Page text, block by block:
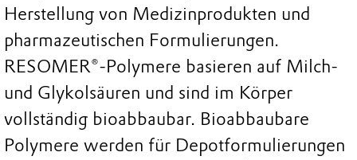
Herstellung von Medizinprodukten und
pharmazeutischen Formulierungen.
RESOMER®-Polymere basieren auf Milch-
und Glykolsäuren und sind im Körper
vollständig bioabbaubar. Bioabbaubare
Polymere werden für Depotformulierungen